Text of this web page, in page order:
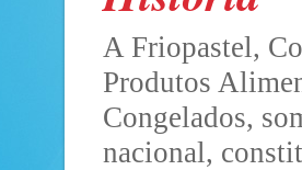
A Friopastel,
Produtos
Congelados,
nacional,